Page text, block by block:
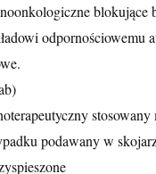
blokujące
odpornościowemu
podawany w